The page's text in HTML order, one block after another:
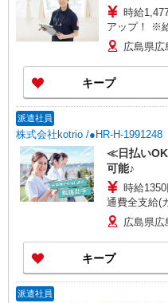
時給1,477円〜
アップ！ ※
広島県広
キープ
派遣社員
株式会社kotrio /●HR-H-1991248
≪日払い
可能♪
時給
通費全支給(
広島県広
キープ
派遣社員